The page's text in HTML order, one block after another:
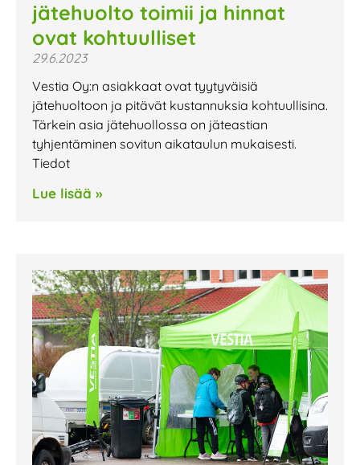
jätehuolto toimii ja hinnat
ovat kohtuulliset
29.6.2023
Vestia Oy:n asiakkaat ovat tyytyväisiä
jätehuoltoon ja pitävät kustannuksia kohtuullisina.
Tärkein asia jätehuollossa on jäteastian
tyhjentäminen sovitun aikataulun mukaisesti.
Tiedot
Lue lisää »